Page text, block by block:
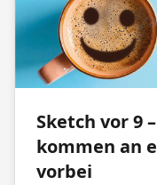
Sketch vor 9
kommen an
vorbei